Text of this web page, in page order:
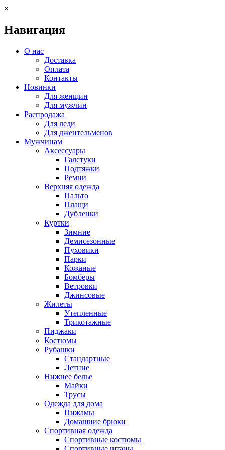
×
Навигация
О нас
Доставка
Оплата
Контакты
Новинки
Для женщин
Для мужчин
Распродажа
Для леди
Для джентельменов
Мужчинам
Аксессуары
Галстуки
Подтяжки
Ремни
Верхняя одежда
Пальто
Плащи
Дубленки
Куртки
Зимние
Демисезонные
Пуховики
Парки
Кожаные
Бомберы
Ветровки
Джинсовые
Жилеты
Утепленные
Трикотажные
Пиджаки
Костюмы
Рубашки
Стандартные
Летние
Нижнее белье
Майки
Трусы
Одежда для дома
Пижамы
Домашние брюки
Спортивная одежда
Спортивные костюмы